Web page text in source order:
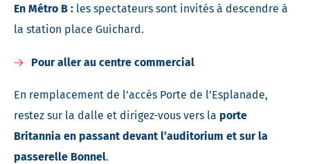
En Métro B : les spectateurs sont invités à descendre à
la station place Guichard.
Pour aller au centre commercial
En remplacement de l’accès Porte de l’Esplanade,
restez sur la dalle et dirigez-vous vers la porte
Britannia en passant devant l’auditorium et sur la
passerelle Bonnel.